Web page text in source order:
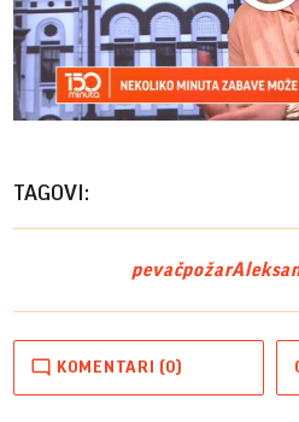
TAGOVI:
pevačpožar
KOMENTARI (0)